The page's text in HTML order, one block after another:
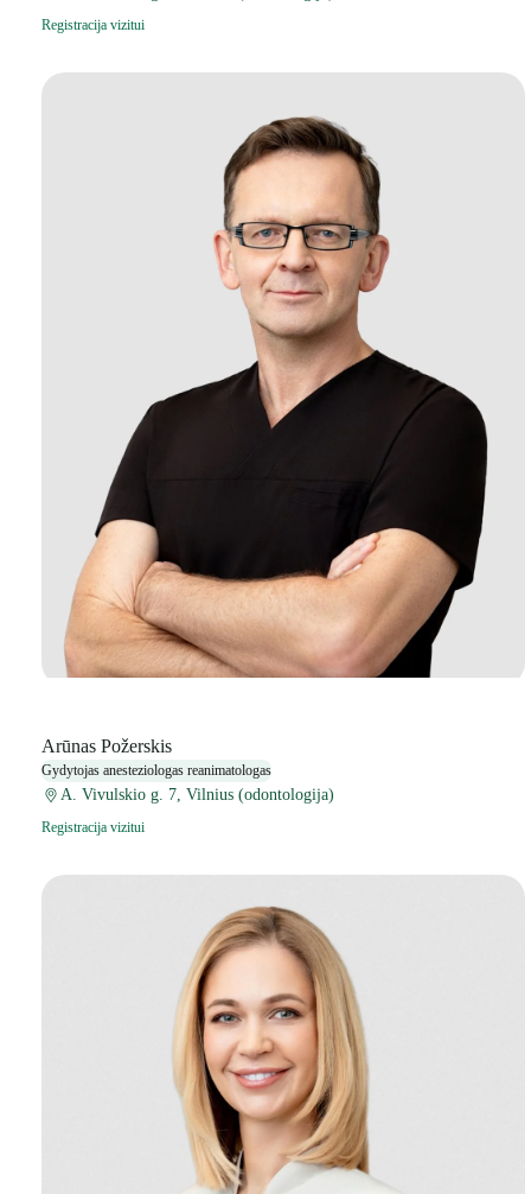
Registracija vizitui
Arūnas Požerskis
Gydytojas anesteziologas reanimatologas
A. Vivulskio g. 7, Vilnius (odontologija)
Registracija vizitui